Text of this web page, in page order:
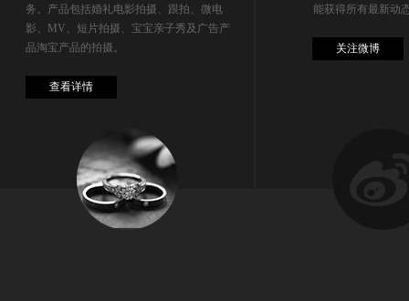
务。产品包括婚礼电影拍摄、跟拍、微电
影、MV、短片拍摄、宝宝亲子秀及广告产
品淘宝产品的拍摄。
查看详情
能获得所有最新动
关注微博